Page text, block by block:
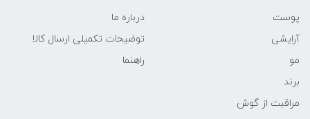
پوست
آرایشی
مو
برند
مراقبت از گوش
درباره ما
توضیحات تکمیلی ارسال کالا
راهنما